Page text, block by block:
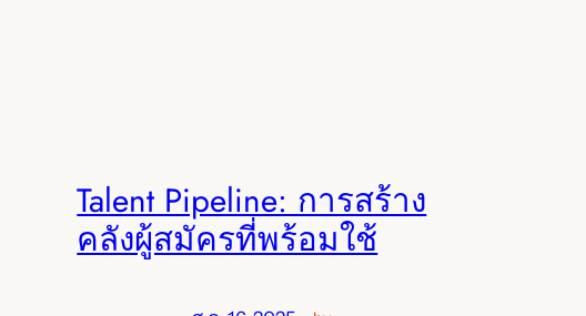
Talent Pipeline: การสร้าง
คลังผู้สมัครที่พร้อมใช้